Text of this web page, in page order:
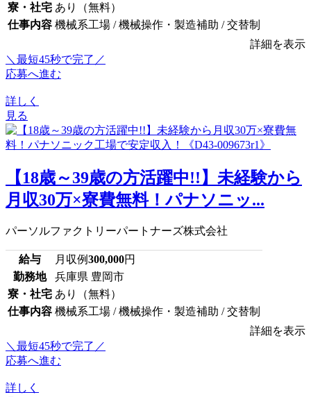
寮・社宅 あり（無料）
仕事内容 機械系工場 / 機械操作・製造補助 / 交替制
詳細を表示
＼最短45秒で完了／
応募へ進む
詳しく
見る
【18歳～39歳の方活躍中!!】未経験から
月収30万×寮費無料！パナソニッ...
パーソルファクトリーパートナーズ株式会社
給与 月収例300,000円
勤務地
兵庫県 豊岡市
寮・社宅 あり（無料）
仕事内容 機械系工場 / 機械操作・製造補助 / 交替制
詳細を表示
＼最短45秒で完了／
応募へ進む
詳しく